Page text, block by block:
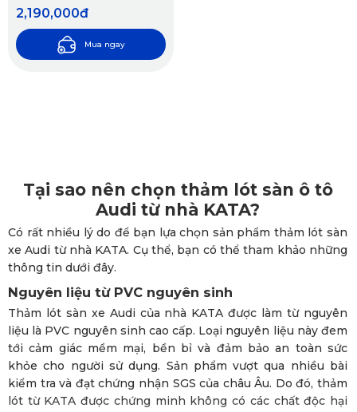
2,190,000đ
Mua ngay
Tại sao nên chọn thảm lót sàn ô tô
Audi từ nhà KATA?
Có rất nhiều lý do để bạn lựa chọn sản phẩm thảm lót sàn
xe Audi từ nhà KATA. Cụ thể, bạn có thể tham khảo những
thông tin dưới đây.
Nguyên liệu từ PVC nguyên sinh
Thảm lót sàn xe Audi của nhà KATA được làm từ nguyên
liệu là PVC nguyên sinh cao cấp. Loại nguyên liệu này đem
tới cảm giác mềm mại, bền bỉ và đảm bảo an toàn sức
khỏe cho người sử dụng. Sản phẩm vượt qua nhiều bài
kiểm tra và đạt chứng nhận SGS của châu Âu. Do đó, thảm
lót từ KATA được chứng minh không có các chất độc hại